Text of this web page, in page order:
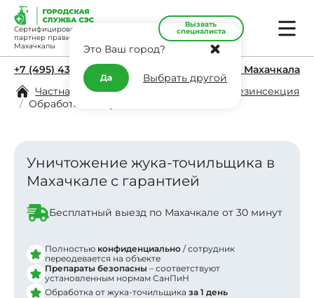
Это Ваш город?
Да Выбрать другой
Сертифицированный
партнер правительства
Махачкалы
Вызвать
специалиста
+7 (495) 431-11-45
г. Махачкала
Частная дезинфекция в Махачкале
Дезинсекция
/ Обработка от жука-точильщика
Уничтожение жука-точильщика в
Махачкале с гарантией
Бесплатный выезд по Махачкале от 30 минут
Полностью конфиденциально / сотрудник
переодевается на объекте
Препараты безопасны – соответствуют
установленным нормам СанПиН
Обработка от жука-точильщика за 1 день
Заявка отправлена
В ближайшее время